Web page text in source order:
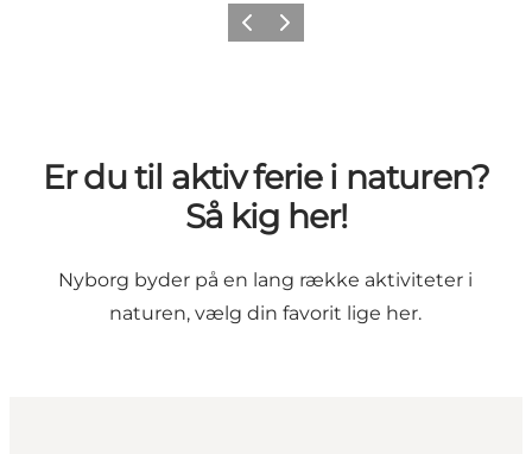
ForrigeNæste
Er du til aktiv ferie i naturen?
Så kig her!
Nyborg byder på en lang række aktiviteter i
naturen, vælg din favorit lige her.